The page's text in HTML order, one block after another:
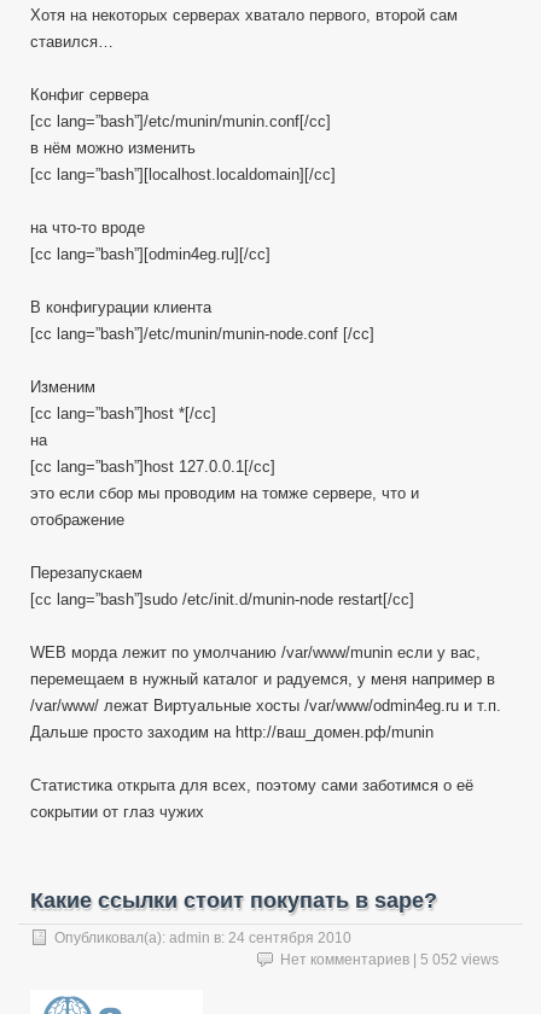
Хотя на некоторых серверах хватало первого, второй сам
ставился…
Конфиг сервера
[cc lang=”bash”]/etc/munin/munin.conf[/cc]
в нём можно изменить
[cc lang=”bash”][localhost.localdomain][/cc]
на что-то вроде
[cc lang=”bash”][odmin4eg.ru][/cc]
В конфигурации клиента
[cc lang=”bash”]/etc/munin/munin-node.conf [/cc]
Изменим
[cc lang=”bash”]host *[/cc]
на
[cc lang=”bash”]host 127.0.0.1[/cc]
это если сбор мы проводим на томже сервере, что и
отображение
Перезапускаем
[cc lang=”bash”]sudo /etc/init.d/munin-node restart[/cc]
WEB морда лежит по умолчанию /var/www/munin если у вас,
перемещаем в нужный каталог и радуемся, у меня например в
/var/www/ лежат Виртуальные хосты /var/www/odmin4eg.ru и т.п.
Дальше просто заходим на http://ваш_домен.рф/munin
Статистика открыта для всех, поэтому сами заботимся о её
сокрытии от глаз чужих
Какие ссылки стоит покупать в sape?
Опубликовал(а): admin в: 24 сентября 2010
Нет комментариев | 5 052 views